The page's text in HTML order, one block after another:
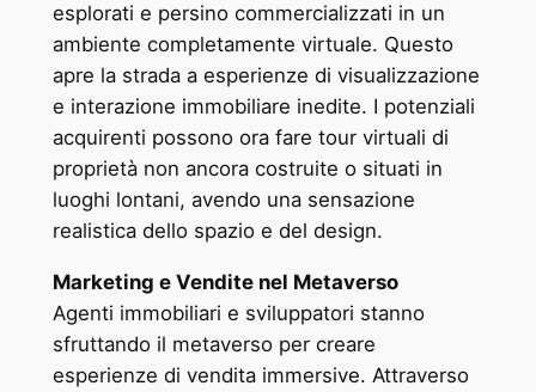
esplorati e persino commercializzati in un
ambiente completamente virtuale. Questo
apre la strada a esperienze di visualizzazione
e interazione immobiliare inedite. I potenziali
acquirenti possono ora fare tour virtuali di
proprietà non ancora costruite o situati in
luoghi lontani, avendo una sensazione
realistica dello spazio e del design.
Marketing e Vendite nel Metaverso
Agenti immobiliari e sviluppatori stanno
sfruttando il metaverso per creare
esperienze di vendita immersive. Attraverso